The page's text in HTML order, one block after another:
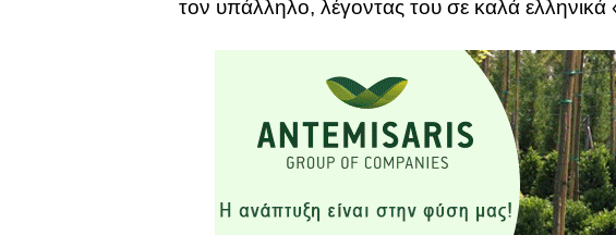
τον υπάλληλο, λέγοντας του σε καλά